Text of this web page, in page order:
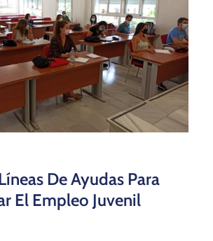
De Ayudas Para
El Empleo Juvenil